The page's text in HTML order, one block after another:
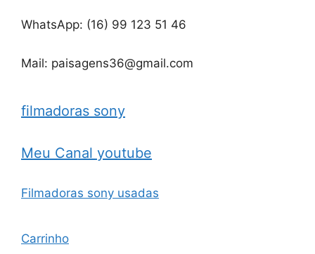
WhatsApp: (16) 99 123 51 46
Mail: paisagens36@gmail.com
filmadoras sony
Meu Canal youtube
Filmadoras sony usadas
Carrinho